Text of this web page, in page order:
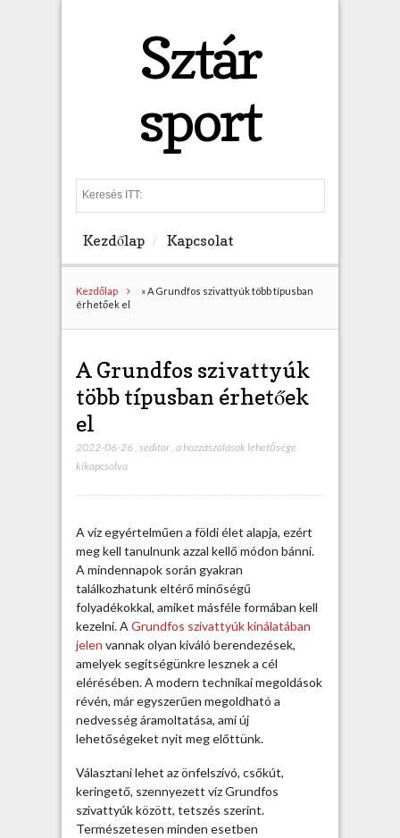
Sztár
sport
e
h
Kezdőlap Kapcsolat
Kezdőlap »A Grundfos szivattyúk több típusban
érhetőek el
A Grundfos szivattyúk
több típusban érhetőek
el
2022-06-26 seditor, A
d
f
o
s
s
z
i
v
a
t
t
y
ö
a hozzászólások lehetősége
kikapcsolva
A víz egyértelműen a földi élet alapja, ezért
meg kell tanulnunk azzal kellő módon bánni.
A mindennapok során gyakran
találkozhatunk eltérő minőségű
folyadékokkal, amiket másféle formában kell
kezelni. A Grundfos szivattyúk kínálatában
jelen vannak olyan kiváló berendezések,
amelyek segítségünkre lesznek a cél
elérésében. A modern technikai megoldások
révén, már egyszerűen megoldható a
nedvesség áramoltatása, ami új
lehetőségeket nyit meg előttünk.
Választani lehet az önfelszívó, csőkút,
keringető, szennyezett víz Grundfos
szivattyúk között, tetszés szerint.
Természetesen minden esetben